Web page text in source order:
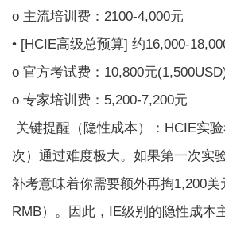
o 主流培训费：2100-4,000元
• [HCIE高级总预算] 约16,000-
o 官方考试费：10,800元
o 专家培训费：5,200-7,200元
关键提醒（隐性成本）： HCIE实
次）通过难度极大。如果第一次实
补考意味着你需要额外再掏1,200美
RMB）。因此，IE级别的隐性成本